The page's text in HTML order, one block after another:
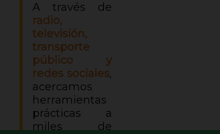
A través de
radio,
televisión,
transporte
público y
redes sociales,
acercamos
herramientas
prácticas a
miles de